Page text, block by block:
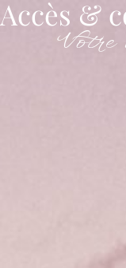
Accès &
Votre